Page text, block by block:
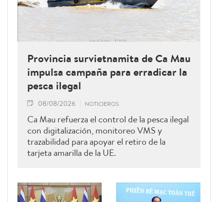
Provincia survietnamita de Ca Mau
impulsa campaña para erradicar la
pesca ilegal
08/08/2026 NOTICIEROS
Ca Mau refuerza el control de la pesca ilegal
con digitalización, monitoreo VMS y
trazabilidad para apoyar el retiro de la
tarjeta amarilla de la UE.